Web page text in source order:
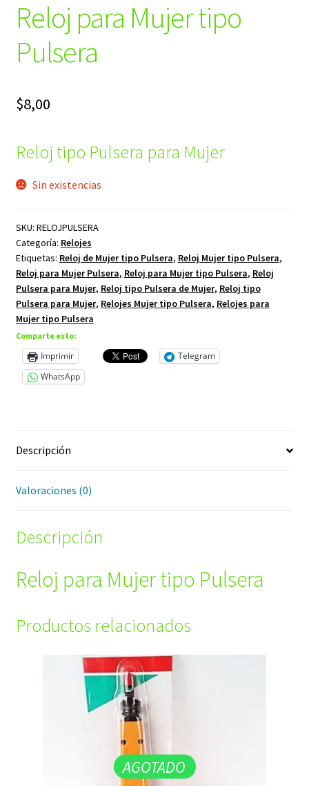
Reloj para Mujer tipo
Pulsera
$8,00
Reloj tipo Pulsera para Mujer
Sin existencias
SKU: RELOJPULSERA
Categoría: Relojes
Etiquetas: Reloj de Mujer tipo Pulsera, Reloj Mujer tipo Pulsera,
Reloj para Mujer Pulsera, Reloj para Mujer tipo Pulsera, Reloj
Pulsera para Mujer, Reloj tipo Pulsera de Mujer, Reloj tipo
Pulsera para Mujer, Relojes Mujer tipo Pulsera, Relojes para
Mujer tipo Pulsera
Comparte esto:
Imprimir
Telegram
WhatsApp
Descripción
Valoraciones (0)
Descripción
Reloj para Mujer tipo Pulsera
Productos relacionados
AGOTADO